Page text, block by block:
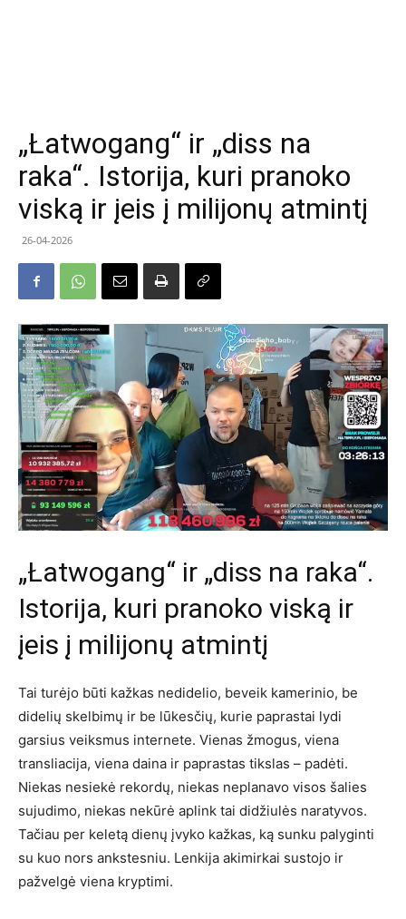
„Łatwogang“ ir „diss na
raka“. Istorija, kuri pranoko
viską ir įeis į milijonų atmintį
26-04-2026
„Łatwogang“ ir „diss na raka“.
Istorija, kuri pranoko viską ir
įeis į milijonų atmintį
Tai turėjo būti kažkas nedidelio, beveik kamerinio, be
didelių skelbimų ir be lūkesčių, kurie paprastai lydi
garsius veiksmus internete. Vienas žmogus, viena
transliacija, viena daina ir paprastas tikslas – padėti.
Niekas nesiekė rekordų, niekas neplanavo visos šalies
sujudimo, niekas nekūrė aplink tai didžiulės naratyvos.
Tačiau per keletą dienų įvyko kažkas, ką sunku palyginti
su kuo nors ankstesniu. Lenkija akimirkai sustojo ir
pažvelgė viena kryptimi.